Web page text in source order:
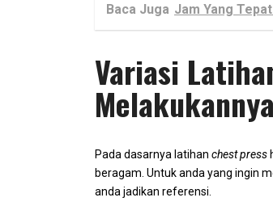
Baca Juga Jam Yang
Variasi
Melakukannya
Pada dasarnya latihan chest press
beragam. Untuk anda yang ingin
anda jadikan referensi.